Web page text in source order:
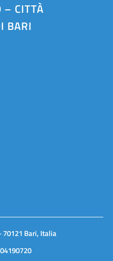
– CITTÀ
BARI
70121 Bari, Italia